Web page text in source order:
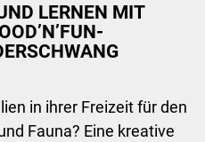
LERNEN MIT
in ihrer Freizeit für den
Fauna? Eine kreative